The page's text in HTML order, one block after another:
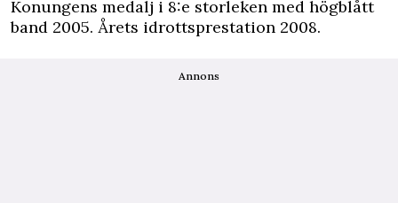
Konungens medalj i 8:e storleken med högblått
band 2005. Årets idrottsprestation 2008.
Annons